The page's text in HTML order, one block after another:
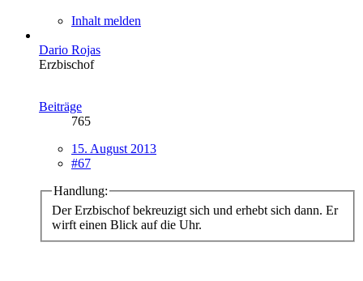
Inhalt melden
Dario Rojas
Erzbischof
Beiträge
765
15. August 2013
#67
Handlung:
Der Erzbischof bekreuzigt sich und erhebt sich dann. Er
wirft einen Blick auf die Uhr.